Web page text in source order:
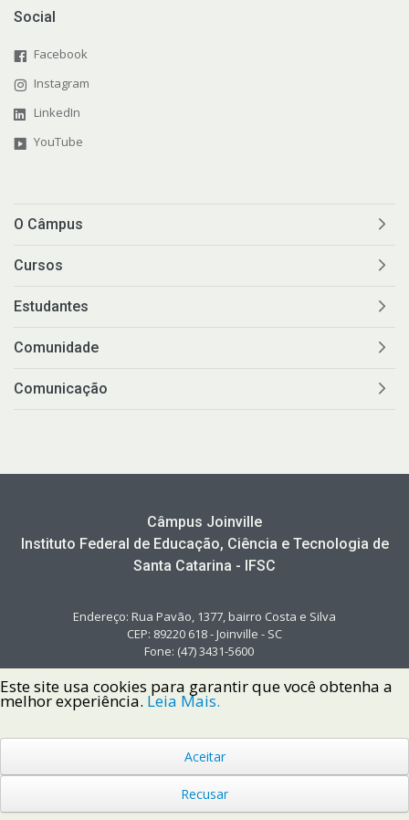
Social
Facebook
Instagram
LinkedIn
YouTube
O Câmpus
Cursos
Estudantes
Comunidade
Comunicação
Câmpus Joinville
Instituto Federal de Educação, Ciência e Tecnologia de
Santa Catarina - IFSC
Endereço: Rua Pavão, 1377, bairro Costa e Silva
CEP: 89220 618 - Joinville - SC
Fone: (47) 3431-5600
Copyright © 2022 Instituto Federal de Santa Catarina IFSC
Todos os Direitos Reservados.
Este site usa cookies para garantir que você obtenha a
melhor experiência. Leia Mais.
Aceitar
Recusar